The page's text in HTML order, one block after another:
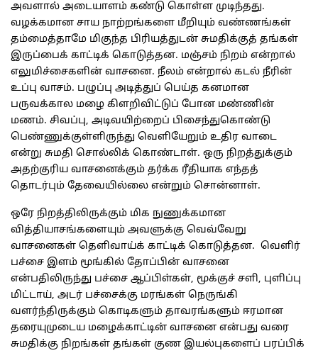
அவளால் அடையாளம் கண்டு கொள்ள முடிந்தது.
வழக்கமான சாய நாற்றங்களை மீறியும் வண்ணங்கள்
தம்மைத்தாமே மிகுந்த பிரியத்துடன் சுமதிக்குத் தங்கள்
இருப்பைக் காட்டிக் கொடுத்தன. மஞ்சம் நிறம் என்றால்
எலுமிச்சைகளின் வாசனை. நீலம் என்றால் கடல் நீரின்
உப்பு வாசம். பழுப்பு அடித்துப் பெய்த கனமான
பருவக்கால மழை கிளறிவிட்டுப் போன மண்ணின்
மணம். சிவப்பு, அடிவயிற்றைப் பிசைந்துகொண்டு
பெண்ணுக்குள்ளிருந்து வெளியேறும் உதிர வாடை
என்று சுமதி சொல்லிக் கொண்டாள். ஒரு நிறத்துக்கும்
அதற்குரிய வாசனைக்கும் தர்க்க ரீதியாக எந்தத்
தொடர்பும் தேவையில்லை என்றும் சொன்னாள்.
ஒரே நிறத்திலிருக்கும் மிக நுணுக்கமான
வித்தியாசங்களையும் அவளுக்கு வெவ்வேறு
வாசனைகள் தெளிவாய்க் காட்டிக் கொடுத்தன. வெளிர்
பச்சை இளம் மூங்கில் தோப்பின் வாசனை
என்பதிலிருந்து பச்சை ஆப்பிள்கள், மூக்குச் சளி, புளிப்பு
மிட்டாய், அடர் பச்சைக்கு மரங்கள் நெருங்கி
வளர்ந்திருக்கும் கொடிகளும் தாவரங்களும் ஈரமான
தரையுமுடைய மழைக்காட்டின் வாசனை என்பது வரை
சுமதிக்கு நிறங்கள் தங்கள் குண இயல்புகளைப் பரப்பிக்